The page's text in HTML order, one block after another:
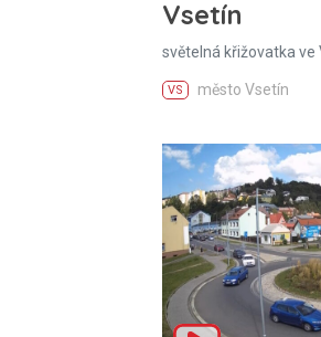
Vsetín
světelná křižovatka ve
VS město Vsetín